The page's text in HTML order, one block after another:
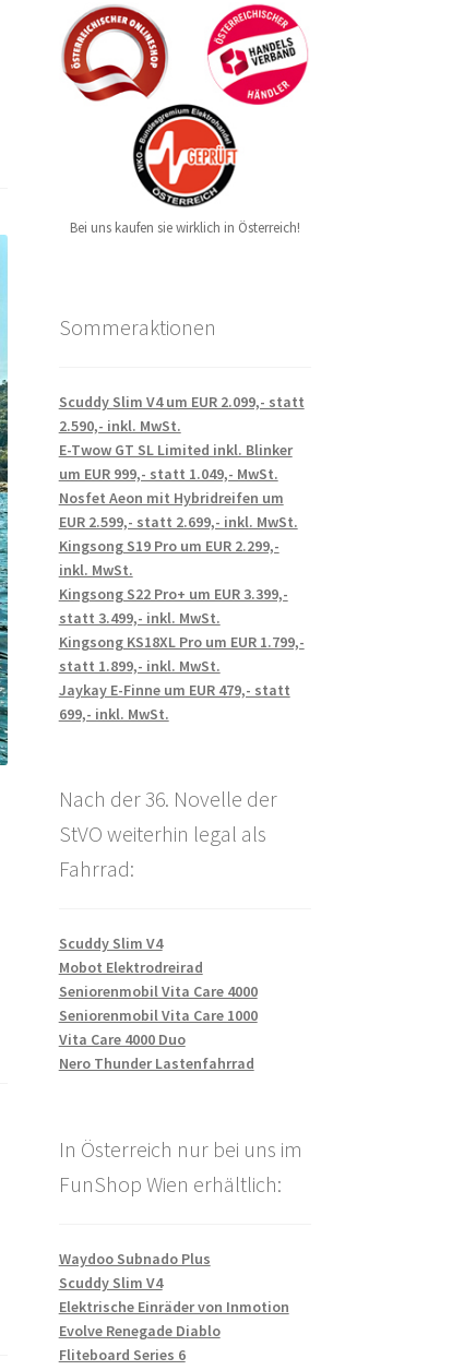
Bei uns kaufen sie wirklich in Österreich!
Sommeraktionen
Scuddy Slim V4 um EUR 2.099,- statt
2.590,- inkl. MwSt.
E-Twow GT SL Limited inkl. Blinker
um EUR 999,- statt 1.049,- MwSt.
Nosfet Aeon mit Hybridreifen um
EUR 2.599,- statt 2.699,- inkl. MwSt.
Kingsong S19 Pro um EUR 2.299,-
inkl. MwSt.
Kingsong S22 Pro+ um EUR 3.399,-
statt 3.499,- inkl. MwSt.
Kingsong KS18XL Pro um EUR 1.799,-
statt 1.899,- inkl. MwSt.
Jaykay E-Finne um EUR 479,- statt
699,- inkl. MwSt.
Nach der 36. Novelle der
StVO weiterhin legal als
Fahrrad:
Scuddy Slim V4
Mobot Elektrodreirad
Seniorenmobil Vita Care 4000
Seniorenmobil Vita Care 1000
Vita Care 4000 Duo
Nero Thunder Lastenfahrrad
In Österreich nur bei uns im
FunShop Wien erhältlich:
Waydoo Subnado Plus
Scuddy Slim V4
Elektrische Einräder von Inmotion
Evolve Renegade Diablo
Fliteboard Series 6